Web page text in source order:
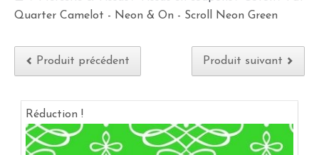
Quarter Camelot - Neon & On - Scroll Neon Green
Produit précédent Produit suivant
Réduction !